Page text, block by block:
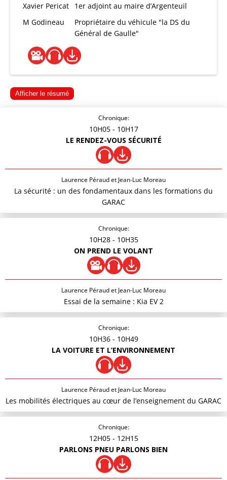
Xavier Pericat
1er adjoint au maire d’Argenteuil
M Godineau
Propriétaire du véhicule "la DS du
Général de Gaulle"
Afficher le résumé
Chronique:
10H05 - 10H17
LE RENDEZ-VOUS SÉCURITÉ
Laurence Péraud et Jean-Luc Moreau
La sécurité : un des fondamentaux dans les formations du
GARAC
Chronique:
10H28 - 10H35
ON PREND LE VOLANT
Laurence Péraud et Jean-Luc Moreau
Essai de la semaine : Kia EV 2
Chronique:
10H36 - 10H49
LA VOITURE ET L’ENVIRONNEMENT
Laurence Péraud et Jean-Luc Moreau
Les mobilités électriques au cœur de l’enseignement du GARAC
Chronique:
12H05 - 12H15
PARLONS PNEU PARLONS BIEN